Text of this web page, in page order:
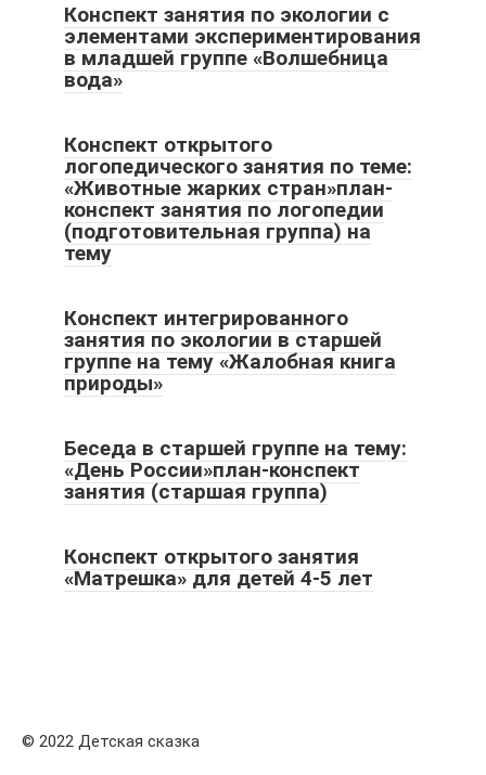
Конспект занятия по экологии с
элементами экспериментирования
в младшей группе «Волшебница
вода»
Конспект открытого
логопедического занятия по теме:
«Животные жарких стран»план-
конспект занятия по логопедии
(подготовительная группа) на
тему
Конспект интегрированного
занятия по экологии в старшей
группе на тему «Жалобная книга
природы»
Беседа в старшей группе на тему:
«День России»план-конспект
занятия (старшая группа)
Конспект открытого занятия
«Матрешка» для детей 4-5 лет
© 2022 Детская сказка